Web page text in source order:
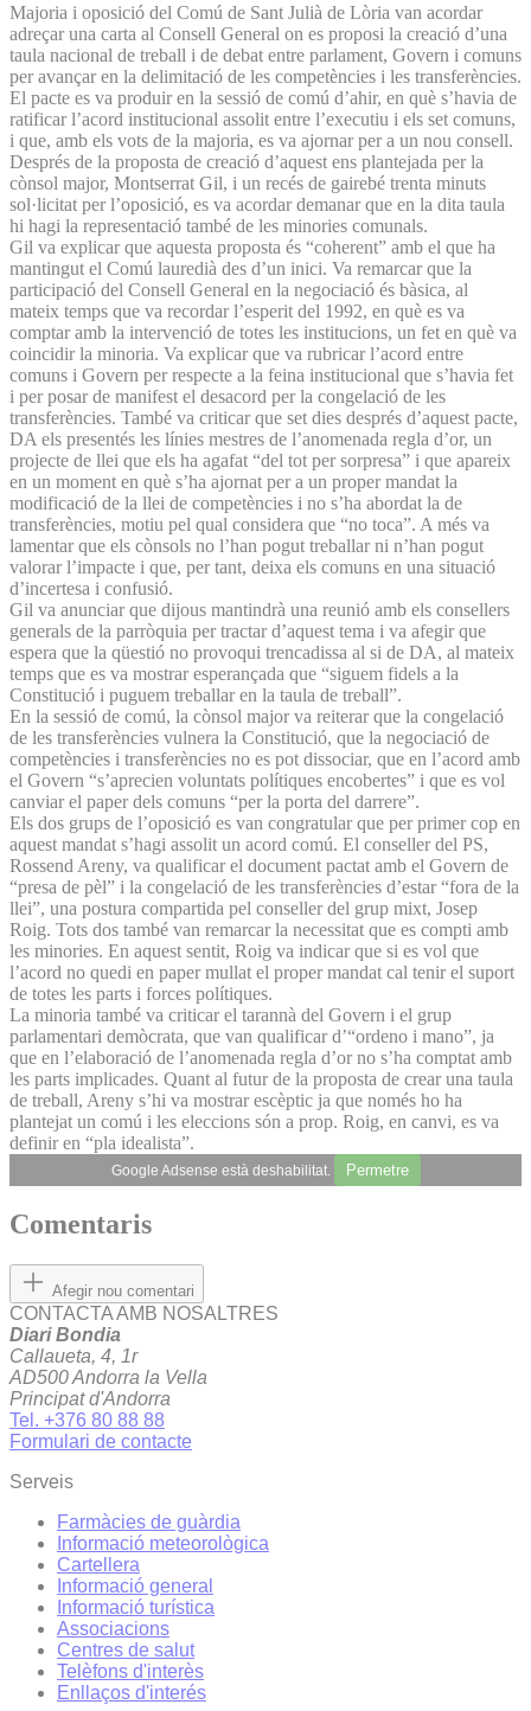
Majoria i oposició del Comú de Sant Julià de Lòria van acordar
adreçar una carta al Consell General on es proposi la creació d’una
taula nacional de treball i de debat entre parlament, Govern i comuns
per avançar en la delimitació de les competències i les transferències.
El pacte es va produir en la sessió de comú d’ahir, en què s’havia de
ratificar l’acord institucional assolit entre l’executiu i els set comuns,
i que, amb els vots de la majoria, es va ajornar per a un nou consell.
Després de la proposta de creació d’aquest ens plantejada per la
cònsol major, Montserrat Gil, i un recés de gairebé trenta minuts
sol·licitat per l’oposició, es va acordar demanar que en la dita taula
hi hagi la representació també de les minories comunals.
Gil va explicar que aquesta proposta és “coherent” amb el que ha
mantingut el Comú lauredià des d’un inici. Va remarcar que la
participació del Consell General en la negociació és bàsica, al
mateix temps que va recordar l’esperit del 1992, en què es va
comptar amb la intervenció de totes les institucions, un fet en què va
coincidir la minoria. Va explicar que va rubricar l’acord entre
comuns i Govern per respecte a la feina institucional que s’havia fet
i per posar de manifest el desacord per la congelació de les
transferències. També va criticar que set dies després d’aquest pacte,
DA els presentés les línies mestres de l’anomenada regla d’or, un
projecte de llei que els ha agafat “del tot per sorpresa” i que apareix
en un moment en què s’ha ajornat per a un proper mandat la
modificació de la llei de competències i no s’ha abordat la de
transferències, motiu pel qual considera que “no toca”. A més va
lamentar que els cònsols no l’han pogut treballar ni n’han pogut
valorar l’impacte i que, per tant, deixa els comuns en una situació
d’incertesa i confusió.
Gil va anunciar que dijous mantindrà una reunió amb els consellers
generals de la parròquia per tractar d’aquest tema i va afegir que
espera que la qüestió no provoqui trencadissa al si de DA, al mateix
temps que es va mostrar esperançada que “siguem fidels a la
Constitució i puguem treballar en la taula de treball”.
En la sessió de comú, la cònsol major va reiterar que la congelació
de les transferències vulnera la Constitució, que la negociació de
competències i transferències no es pot dissociar, que en l’acord amb
el Govern “s’aprecien voluntats polítiques encobertes” i que es vol
canviar el paper dels comuns “per la porta del darrere”.
Els dos grups de l’oposició es van congratular que per primer cop en
aquest mandat s’hagi assolit un acord comú. El conseller del PS,
Rossend Areny, va qualificar el document pactat amb el Govern de
“presa de pèl” i la congelació de les transferències d’estar “fora de la
llei”, una postura compartida pel conseller del grup mixt, Josep
Roig. Tots dos també van remarcar la necessitat que es compti amb
les minories. En aquest sentit, Roig va indicar que si es vol que
l’acord no quedi en paper mullat el proper mandat cal tenir el suport
de totes les parts i forces polítiques.
La minoria també va criticar el tarannà del Govern i el grup
parlamentari demòcrata, que van qualificar d’“ordeno i mano”, ja
que en l’elaboració de l’anomenada regla d’or no s’ha comptat amb
les parts implicades. Quant al futur de la proposta de crear una taula
de treball, Areny s’hi va mostrar escèptic ja que només ho ha
plantejat un comú i les eleccions són a prop. Roig, en canvi, es va
definir en “pla idealista”.
Google Adsense està deshabilitat. Permetre
Comentaris
Afegir nou comentari
CONTACTA AMB NOSALTRES
Diari Bondia
Callaueta, 4, 1r
AD500 Andorra la Vella
Principat d'Andorra
Tel. +376 80 88 88
Formulari de contacte
Serveis
Farmàcies de guàrdia
Informació meteorològica
Cartellera
Informació general
Informació turística
Associacions
Centres de salut
Telèfons d'interès
Enllaços d'interés